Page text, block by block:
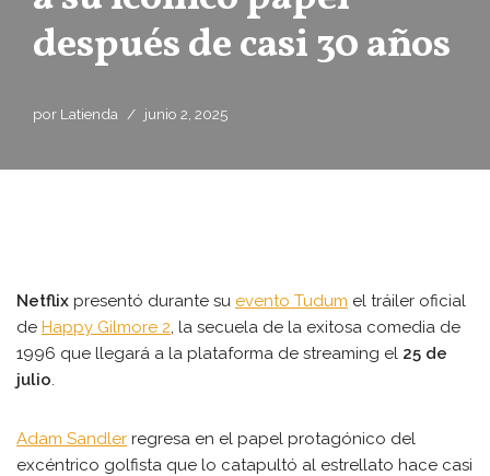
después de casi 30 años
por Latienda junio 2, 2025
Netflix presentó durante su evento Tudum el tráiler oficial
de Happy Gilmore 2, la secuela de la exitosa comedia de
1996 que llegará a la plataforma de streaming el 25 de
julio.
Adam Sandler regresa en el papel protagónico del
excéntrico golfista que lo catapultó al estrellato hace casi